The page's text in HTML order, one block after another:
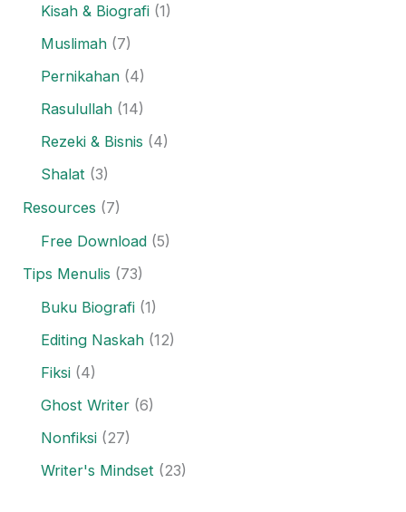
Kisah & Biografi (1)
Muslimah (7)
Pernikahan (4)
Rasulullah (14)
Rezeki & Bisnis (4)
Shalat (3)
Resources (7)
Free Download (5)
Tips Menulis (73)
Buku Biografi (1)
Editing Naskah (12)
Fiksi (4)
Ghost Writer (6)
Nonfiksi (27)
Writer's Mindset (23)